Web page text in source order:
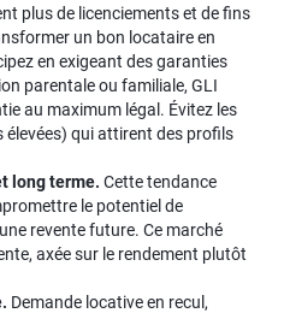
plus de licenciements et de fins
un bon locataire en
en exigeant des garanties
parentale ou familiale, GLI
au maximum légal. Évitez les
qui attirent des profils
long terme. Cette tendance
le potentiel de
revente future. Ce marché
axée sur le rendement plutôt
Demande locative en recul,